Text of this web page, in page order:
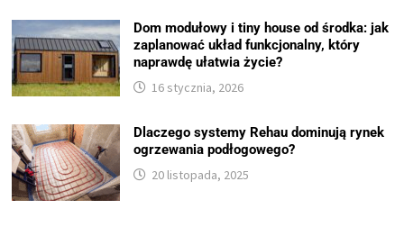
Dom modułowy i tiny house od środka: jak
zaplanować układ funkcjonalny, który
naprawdę ułatwia życie?
16 stycznia, 2026
Dlaczego systemy Rehau dominują rynek
ogrzewania podłogowego?
20 listopada, 2025